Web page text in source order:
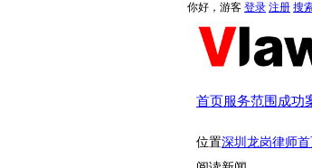
你好，游客 登录 注册 搜
首页服务范围 成功
位置深圳龙岗律师首